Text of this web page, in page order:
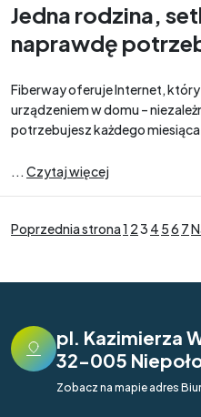
Jedna rodzina,
naprawdę
Fiberway oferuje Internet, który
urządzeniem w domu –
potrzebujesz każdego
... Czytaj więcej
Stronicowanie
Poprzednia strona1 23 4 56 7
pl. Kazimierza
32-005
Zobacz na mapie adres